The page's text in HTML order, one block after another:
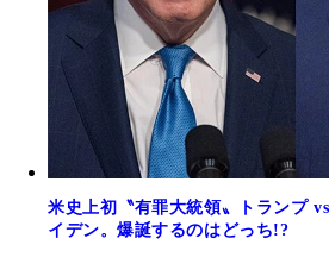
米史上初〝有罪大統領〟トランプ
イデン。爆誕するのはどっち!?